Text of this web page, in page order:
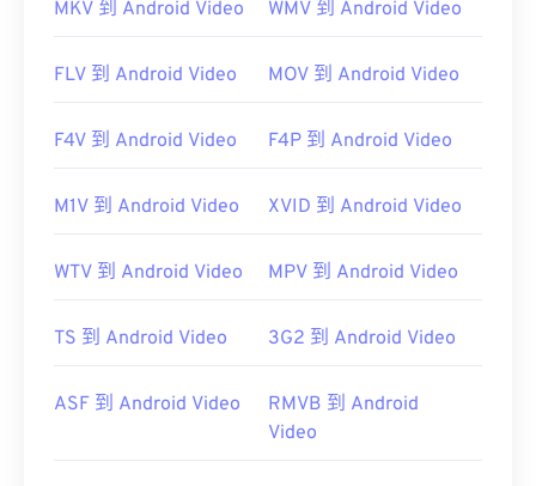
MKV 到 Android Video WMV 到 Android Video
FLV 到 Android Video MOV 到 Android Video
F4V 到 Android Video F4P 到 Android Video
M1V 到 Android Video XVID 到 Android Video
WTV 到 Android Video MPV 到 Android Video
TS 到 Android Video 3G2 到 Android Video
ASF 到 Android Video
RMVB 到 Android
Video